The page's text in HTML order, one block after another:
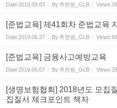
Date2019.09.03 By 추한범_GLB Views 39
[준법교육] 제41회차 준법교육
Date2019.06.27 By 추한범_GLB Views 66
[준법교육] 금융사고예방교육
Date2019.06.07 By 추한범_GLB Views 39
[생명보험협회] 2018년도 모집
집질서 체크포인트 책자